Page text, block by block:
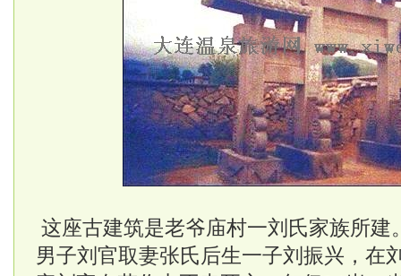
这座古建筑是老爷庙村一刘氏家族所建
男子刘官取妻张氏后生一子刘振兴，在